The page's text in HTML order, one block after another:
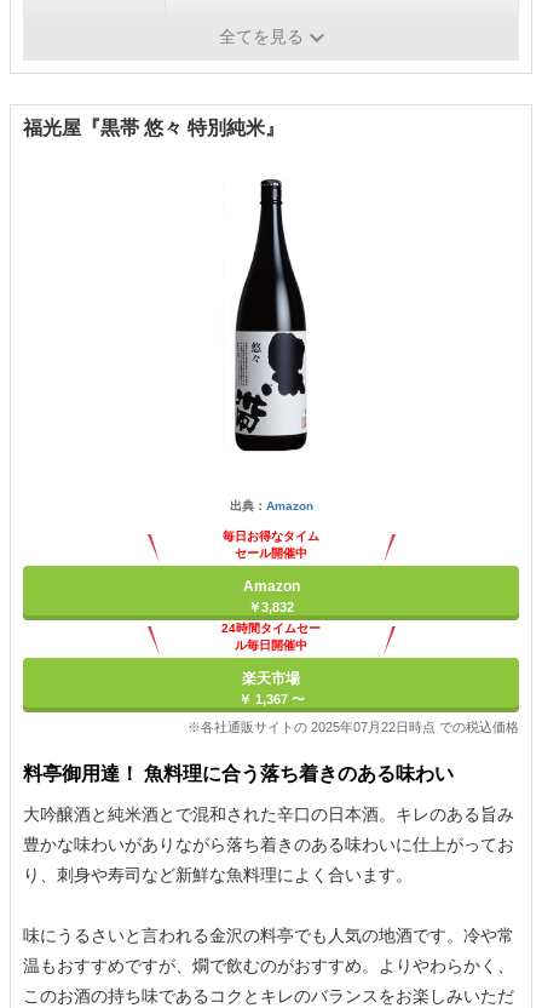
1800ml全てを見る
福光屋『黒帯 悠々 特別純米』
出典： Amazon
毎日お得なタイム
セール開催中
Amazon
￥3,832
24時間タイムセー
ル毎日開催中
楽天市場
￥ 1,367 〜
※各社通販サイトの 2025年07月22日時点 での税込価格
料亭御用達！ 魚料理に合う落ち着きのある味わい
大吟醸酒と純米酒とで混和された辛口の日本酒。キレのある旨み
豊かな味わいがありながら落ち着きのある味わいに仕上がってお
り、刺身や寿司など新鮮な魚料理によく合います。
味にうるさいと言われる金沢の料亭でも人気の地酒です。冷や常
温もおすすめですが、燗で飲むのがおすすめ。よりやわらかく、
このお酒の持ち味であるコクとキレのバランスをお楽しみいただ